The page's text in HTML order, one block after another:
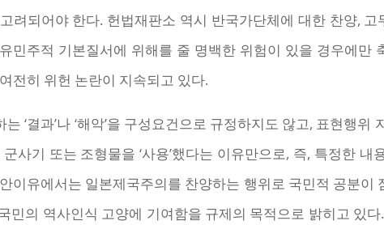
려되어야 한다. 헌법재판소 역시 반국가단체에 대한 찬양,
민주적 기본질서에 위해를 줄 명백한 위험이 있을 경우에만
전히 위헌 논란이 지속되고 있다.
‘결과’나 ‘해악’을 구성요건으로 규정하지도 않고, 표현행위
군사기 또는 조형물을 ‘사용’했다는 이유만으로, 즉, 특정한
이유에서는 일본제국주의를 찬양하는 행위로 국민적 공분이
민의 역사인식 고양에 기여함을 규제의 목적으로 밝히고 있다